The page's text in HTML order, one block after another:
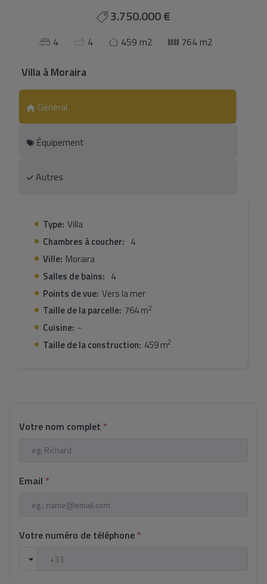
3.750.000 €
459 m2 764 m2
4 4
VillaàMoraira
Général
Équipement
Autres
Type: Villa
Chambres à coucher: 4
Ville: Moraira
Salles de bains: 4
Points de vue: Vers la mer
Taille de la parcelle: 764 m2
Cuisine: -
Taille de la construction: 459 m2
Votre nom complet *
Email *
Votre numéro de téléphone *